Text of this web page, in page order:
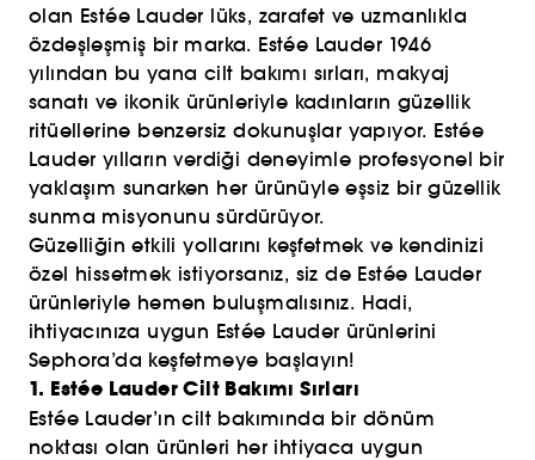
olan Estée Lauder lüks, zarafet ve uzmanlıkla
özdeşleşmiş bir marka. Estée Lauder 1946
yılından bu yana cilt bakımı sırları, makyaj
sanatı ve ikonik ürünleriyle kadınların güzellik
ritüellerine benzersiz dokunuşlar yapıyor. Estée
Lauder yılların verdiği deneyimle profesyonel bir
yaklaşım sunarken her ürünüyle eşsiz bir güzellik
sunma misyonunu sürdürüyor.
Güzelliğin etkili yollarını keşfetmek ve kendinizi
özel hissetmek istiyorsanız, siz de Estée Lauder
ürünleriyle hemen buluşmalısınız. Hadi,
ihtiyacınıza uygun Estée Lauder ürünlerini
Sephora’da keşfetmeye başlayın!
1. Estée Lauder Cilt Bakımı Sırları
Estée Lauder’ın cilt bakımında bir dönüm
noktası olan ürünleri her ihtiyaca uygun